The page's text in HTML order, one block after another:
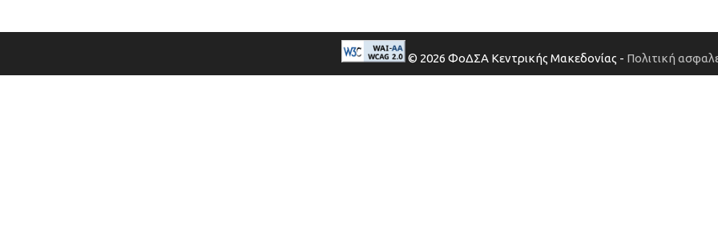
© 2026 ΦοΔΣΑ Κεντρικής Μακεδονίας - Πολιτική